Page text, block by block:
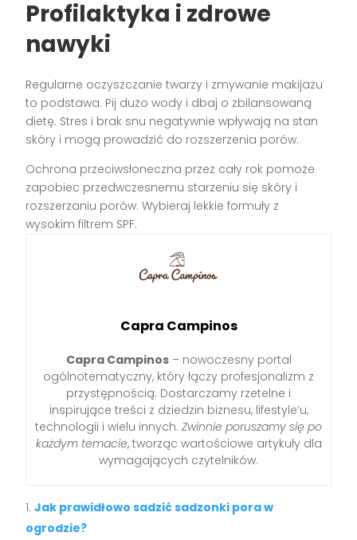
Profilaktyka i zdrowe
nawyki
Regularne oczyszczanie twarzy i zmywanie makijażu
to podstawa. Pij dużo wody i dbaj o zbilansowaną
dietę. Stres i brak snu negatywnie wpływają na stan
skóry i mogą prowadzić do rozszerzenia porów.
Ochrona przeciwsłoneczna przez cały rok pomoże
zapobiec przedwczesnemu starzeniu się skóry i
rozszerzaniu porów. Wybieraj lekkie formuły z
wysokim filtrem SPF.
Capra Campinos
Capra Campinos– nowoczesny portal
ogólnotematyczny, który łączy profesjonalizm z
przystępnością. Dostarczamy rzetelne i
inspirujące treści z dziedzin biznesu, lifestyle’u,
technologii i wielu innych. Zwinnie poruszamy się po
każdym temacie, tworząc wartościowe artykuły dla
wymagających czytelników.
Jak prawidłowo sadzić sadzonki pora w
ogrodzie?